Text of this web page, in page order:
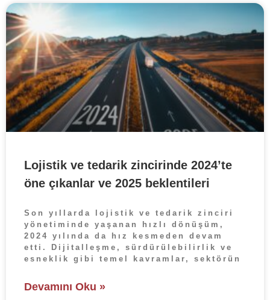
Lojistik ve tedarik zincirinde 2024’te
öne çıkanlar ve 2025 beklentileri
Son yıllarda lojistik ve tedarik zinciri
yönetiminde yaşanan hızlı dönüşüm,
2024 yılında da hız kesmeden devam
etti. Dijitalleşme, sürdürülebilirlik ve
esneklik gibi temel kavramlar, sektörün
Devamını Oku »